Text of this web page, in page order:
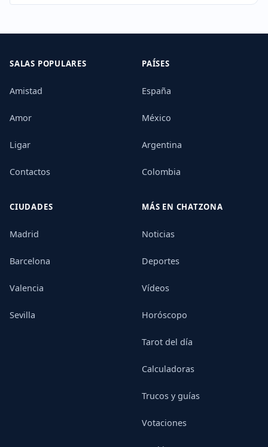
SALAS POPULARES
Amistad
Amor
Ligar
Contactos
PAÍSES
España
México
Argentina
Colombia
CIUDADES
Madrid
Barcelona
Valencia
Sevilla
MÁS EN CHATZONA
Noticias
Deportes
Vídeos
Horóscopo
Tarot del día
Calculadoras
Trucos y guías
Votaciones